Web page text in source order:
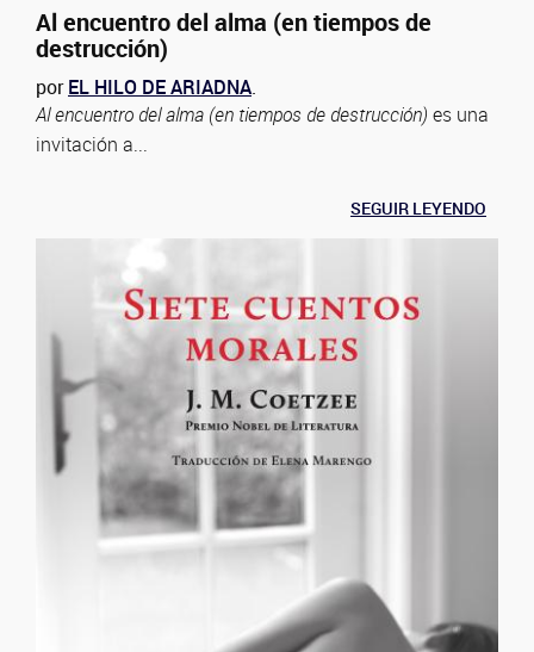
Al encuentro del alma (en tiempos de
destrucción)
porEL HILO DE ARIADNA.
Al encuentro del alma (en tiempos de destrucción) es una
invitación a...
SEGUIR LEYENDO